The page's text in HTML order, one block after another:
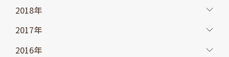
2018年
2017年
2016年